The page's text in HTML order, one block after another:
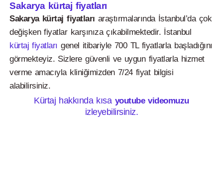
Sakarya kürtaj fiyatları
Sakarya kürtaj fiyatları araştırmalarında İstanbul’da çok
değişken fiyatlar karşınıza çıkabilmektedir. İstanbul
kürtaj fiyatları genel itibariyle 700 TL fiyatlarla başladığını
görmekteyiz. Sizlere güvenli ve uygun fiyatlarla hizmet
verme amacıyla kliniğimizden 7/24 fiyat bilgisi
alabilirsiniz.
Kürtaj hakkında kısa youtube videomuzu
izleyebilirsiniz.